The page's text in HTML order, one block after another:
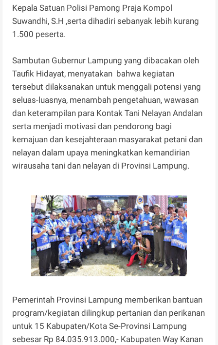
Kepala Satuan Polisi Pamong Praja Kompol
Suwandhi, S.H ,serta dihadiri sebanyak lebih kurang
1.500 peserta.
Sambutan Gubernur Lampung yang dibacakan oleh
Taufik Hidayat, menyatakan bahwa kegiatan
tersebut dilaksanakan untuk menggali potensi yang
seluas-luasnya, menambah pengetahuan, wawasan
dan keterampilan para Kontak Tani Nelayan Andalan
serta menjadi motivasi dan pendorong bagi
kemajuan dan kesejahteraan masyarakat petani dan
nelayan dalam upaya meningkatkan kemandirian
wirausaha tani dan nelayan di Provinsi Lampung.
Pemerintah Provinsi Lampung memberikan bantuan
program/kegiatan dilingkup pertanian dan perikanan
untuk 15 Kabupaten/Kota Se-Provinsi Lampung
sebesar Rp 84.035.913.000,- Kabupaten Way Kanan